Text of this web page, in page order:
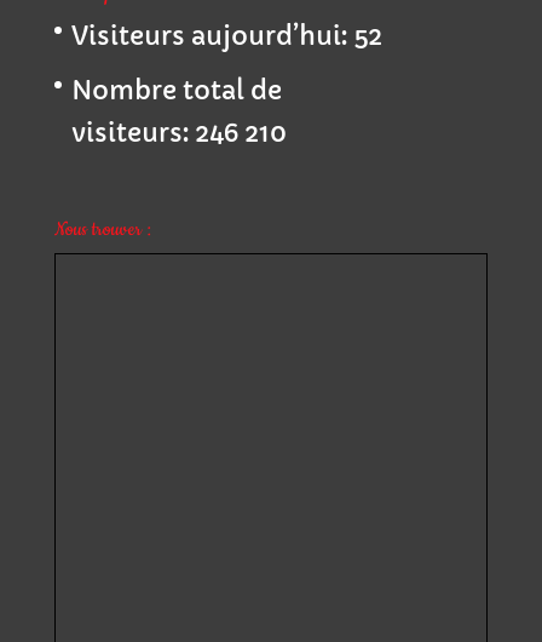
Visiteurs aujourd’hui: 52
Nombre total de
visiteurs: 246 210
Nous trouver :